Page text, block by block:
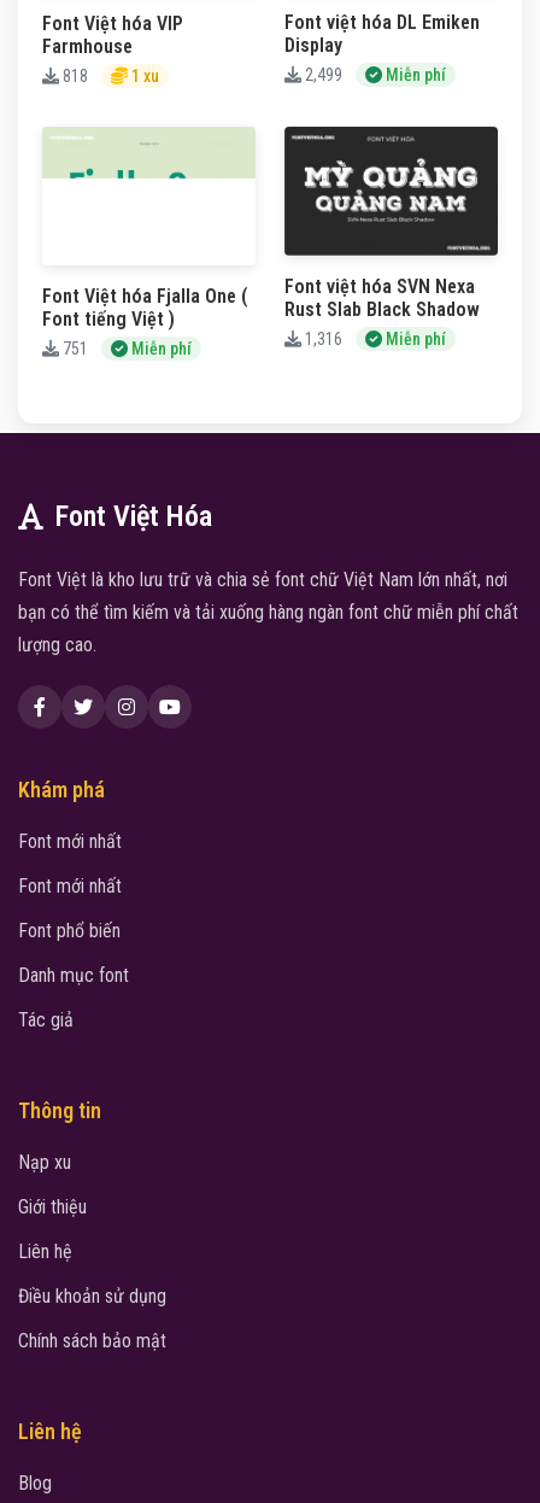
Font Việt hóa VIP
Farmhouse
818 1 xu
Font việt hóa DL Emiken
Display
2,499 Miễn phí
Font Việt hóa Fjalla One (
Font tiếng Việt )
751 Miễn phí
Font việt hóa SVN Nexa
Rust Slab Black Shadow
1,316 Miễn phí
Font Việt Hóa
Font Việt là kho lưu trữ và chia sẻ font chữ Việt Nam lớn nhất, nơi
bạn có thể tìm kiếm và tải xuống hàng ngàn font chữ miễn phí chất
lượng cao.
Khám phá
Font mới nhất
Font mới nhất
Font phổ biến
Danh mục font
Tác giả
Thông tin
Nạp xu
Giới thiệu
Liên hệ
Điều khoản sử dụng
Chính sách bảo mật
Liên hệ
Blog